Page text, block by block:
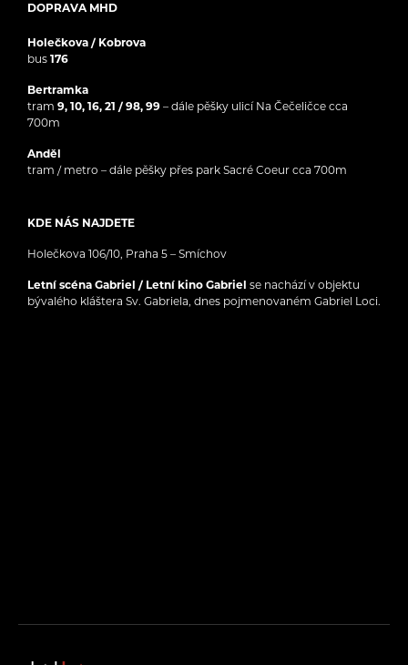
DOPRAVA MHD
Holečkova / Kobrova
bus 176
Bertramka
tram 9, 10, 16, 21 / 98, 99 – dále pěšky ulicí Na Čečeličce cca
700m
Anděl
tram / metro – dále pěšky přes park Sacré Coeur cca 700m
KDE NÁS NAJDETE
Holečkova 106/10, Praha 5 – Smíchov
Letní scéna Gabriel / Letní kino Gabriel se nachází v objektu
bývalého kláštera Sv. Gabriela, dnes pojmenovaném Gabriel Loci.